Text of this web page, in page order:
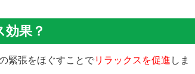
果？
緊張をほぐすことでリラックスを促進 しま